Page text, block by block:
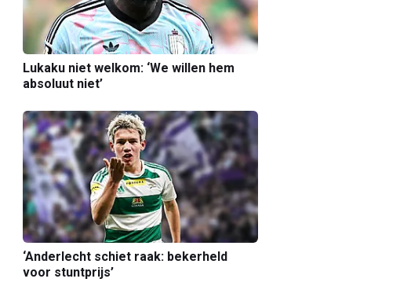
Lukaku niet welkom: ‘We willen hem
absoluut niet’
‘Anderlecht schiet raak: bekerheld
voor stuntprijs’